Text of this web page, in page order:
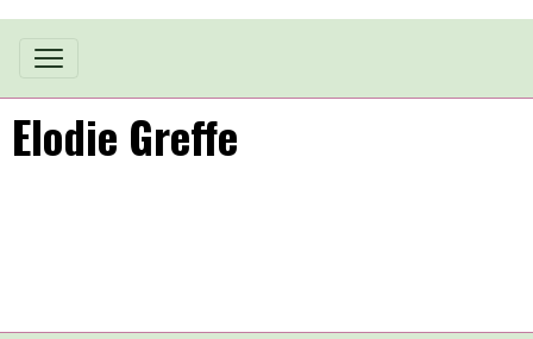
Elodie Greffe